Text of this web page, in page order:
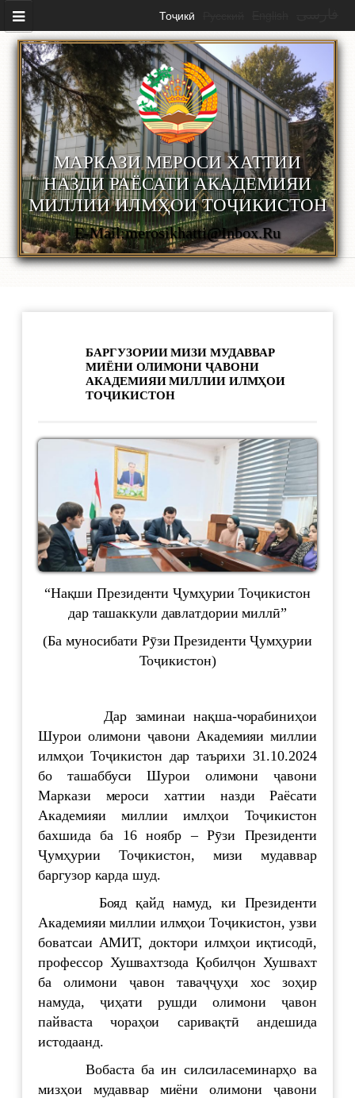
Перейти к основному содержаниюТоҷикӣ
МАРКАЗИ МЕРОСИ ХАТТИИ
НАЗДИ РАЁСАТИ АКАДЕМИЯИ
МИЛЛИИ ИЛМҲОИ ТОҶИКИСТОН
E-Mail:merosikhatti@inbox.ru
БАРГУЗОРИИ МИЗИ МУДАВВАР
МИЁНИ ОЛИМОНИ ҶАВОНИ
АКАДЕМИЯИ МИЛЛИИ ИЛМҲОИ
ТОҶИКИСТОН
“Нақши Президенти Ҷумҳурии Тоҷикистон
дар ташаккули давлатдории миллӣ”
(Ба муносибати Рӯзи Президенти Ҷумҳурии
Тоҷикистон)
Дар заминаи нақша-чорабиниҳои
Шурои олимони ҷавони Академияи миллии
илмҳои Тоҷикистон дар таърихи 31.10.2024
бо ташаббуси Шурои олимони ҷавони
Маркази мероси хаттии назди Раёсати
Академияи миллии имлҳои Тоҷикистон
бахшида ба 16 ноябр – Рӯзи Президенти
Ҷумҳурии Тоҷикистон, мизи мудаввар
баргузор карда шуд.
Бояд қайд намуд, ки Президенти
Академияи миллии илмҳои Тоҷикистон, узви
боватсаи АМИТ, доктори илмҳои иқтисодӣ,
профессор Хушвахтзода Қобилҷон Хушвахт
ба олимони ҷавон таваҷҷуҳи хос зоҳир
намуда, ҷиҳати рушди олимони ҷавон
пайваста чораҳои саривақтӣ андешида
истодаанд.
Вобаста ба ин силсиласеминарҳо ва
мизҳои мудаввар миёни олимони ҷавони